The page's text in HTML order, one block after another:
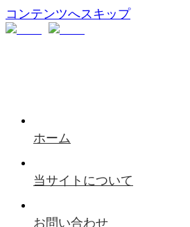
コンテンツへスキップ
ホーム
当サイトについて
お問い合わせ